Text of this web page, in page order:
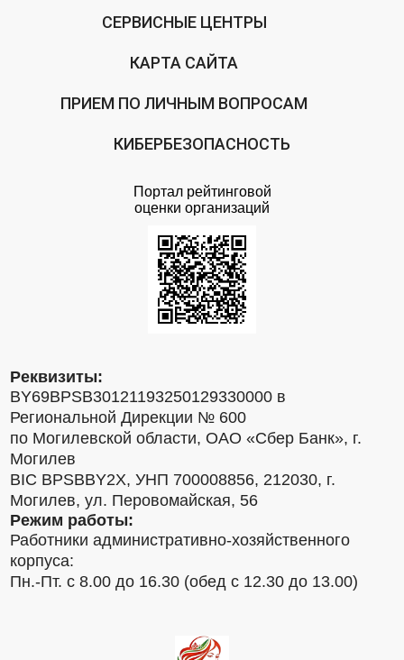
СЕРВИСНЫЕ ЦЕНТРЫ
КАРТА САЙТА
ПРИЕМ ПО ЛИЧНЫМ ВОПРОСАМ
КИБЕРБЕЗОПАСНОСТЬ
Портал рейтинговой
оценки организаций
Реквизиты:
BY69BPSB30121193250129330000 в
Региональной Дирекции № 600
по Могилевской области, ОАО «Сбер Банк», г.
Могилев
BIC BPSBBY2X, УНП 700008856, 212030, г.
Могилев, ул. Перовомайская, 56
Режим работы:
Работники административно-хозяйственного
корпуса:
Пн.-Пт. с 8.00 до 16.30 (обед с 12.30 до 13.00)